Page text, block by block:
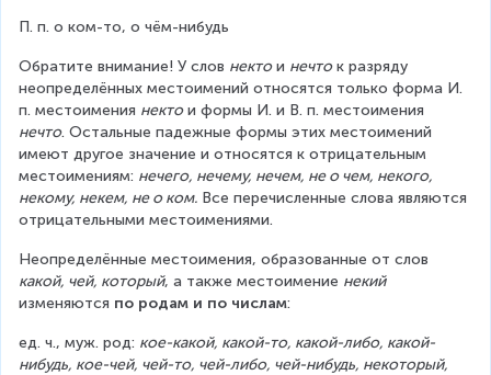
П. п. о ком-то, о чём-нибудь
Обратите внимание! У слов некто и нечто к разряду
неопределённых местоимений относятся только форма И.
п. местоимения некто и формы И. и В. п. местоимения
нечто. Остальные падежные формы этих местоимений
имеют другое значение и относятся к отрицательным
местоимениям: нечего, нечему, нечем, не о чем, некого,
некому, некем, не о ком. Все перечисленные слова являются
отрицательными местоимениями.
Неопределённые местоимения, образованные от слов
какой, чей, который, а также местоимение некий
изменяются по родам и по числам:
ед. ч., муж. род: кое-какой, какой-то, какой-либо, какой-
нибудь, кое-чей, чей-то, чей-либо, чей-нибудь, некоторый,